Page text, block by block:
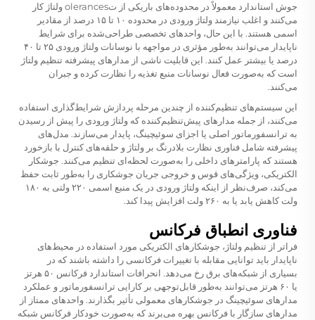
جوش استاندارد معمولاً در محدوده‌های باریکی از تolerances ولتاژ کار
می‌کنند و اغلب نیازمند ولتاژ ورودی در محدوده ۱۰ تا ۱۵ درصد از مقادیر
اسمی هستند. با این حال، واحدهای تخصصی طراحی‌شده برای شرایط
ناپایدار می‌توانند به‌طور مؤثری در مواجهه با نوسانات ولتاژ ورودی ۲۵ تا ۴۰
درصد یا بیشتر عمل کنند. این قابلیت ناشی از مدارهای پیشرفته تنظیم ولتاژ
است که به‌صورت فعال نوسانات منبع تغذیه را نظارت کرده و جبران
می‌کنند.
این سیستم‌های تنظیم‌کننده از چندین مرحله پردازش شرایط‌گذاری استفاده
می‌کنند، از جمله مدارهای پیش‌تنظیم‌کننده که ولتاژ ورودی را پیش از رسیدن
به ترانسفورماتور اصلی یا اجزای سوئیچینگ، پایدار می‌سازند. مدل‌های
پیشرفته شامل فناوری نظارت بلادرنگ بر ولتاژ و حلقه‌های کنترل با بازخورد
هستند که پارامترهای داخلی را به‌صورت لحظه‌ای تنظیم می‌کنند. جوشکار
الکتریکی، ویژگی‌های قوس و خروجی جریان جوشکاری را به‌طور ثابت حفظ
می‌کند، صرف‌نظر از اینکه ولتاژ ورودی در یک منبع اسمی ۲۲۰ ولتی به ۱۸۰
ولت کاهش یابد یا به ۲۶۰ ولت افزایش پیدا کند.
فناوری انطباق فرکانس
فراتر از تنظیم ولتاژ، جوشکارهای الکتریکی مورد استفاده در محیط‌های
ناپایدار باید توانایی مقابله با تغییرات فرکانسی را داشته باشند که در
بسیاری از شبکه‌های برق رخ می‌دهد. انحرافات استاندارد فرکانس ۵۰ هرتز
یا ۶۰ هرتز می‌توانند به‌طور قابل‌توجهی بر کارایی ترانسفورماتور و عملکرد
مدارهای سوئیچینگ در جوشکارهای معمولی تأثیر بگذارند. واحدهای ممتاز از
مدارهای سازگار با فرکانس بهره می‌برند که به‌صورت خودکار فرکانس شبکه